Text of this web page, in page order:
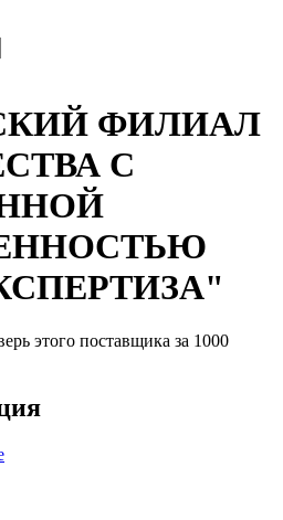
ФИЛИАЛ
С
этого поставщика за 1000